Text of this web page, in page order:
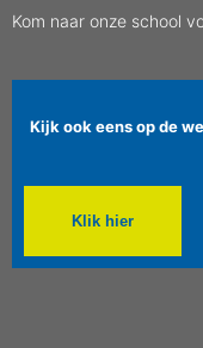
Kom naar onze school
Kijk ook eens op de
Klik hier